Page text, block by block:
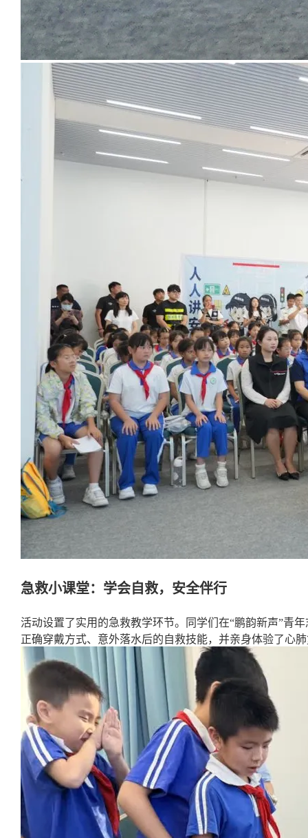
急救小课堂：学会自救，安全伴行
活动设置了实用的急救教学环节。同学们在“鹏韵新声”青
正确穿戴方式、意外落水后的自救技能，并亲身体验了心